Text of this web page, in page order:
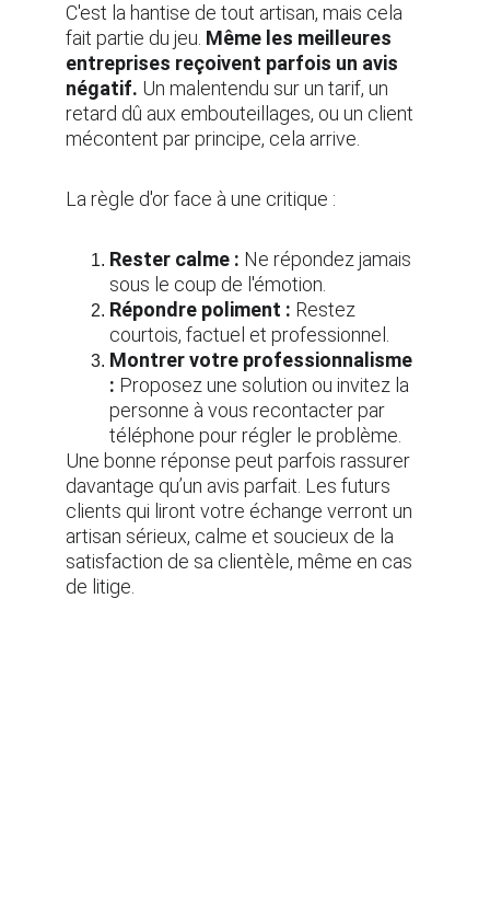
C'est la hantise de tout artisan, mais cela
fait partie du jeu. Même les meilleures
entreprises reçoivent parfois un avis
négatif. Un malentendu sur un tarif, un
retard dû aux embouteillages, ou un client
mécontent par principe, cela arrive.
La règle d'or face à une critique :
Rester calme : Ne répondez jamais
sous le coup de l'émotion.
Répondre poliment : Restez
courtois, factuel et professionnel.
Montrer votre professionnalisme
: Proposez une solution ou invitez la
personne à vous recontacter par
téléphone pour régler le problème.
Une bonne réponse peut parfois rassurer
davantage qu’un avis parfait. Les futurs
clients qui liront votre échange verront un
artisan sérieux, calme et soucieux de la
satisfaction de sa clientèle, même en cas
de litige.